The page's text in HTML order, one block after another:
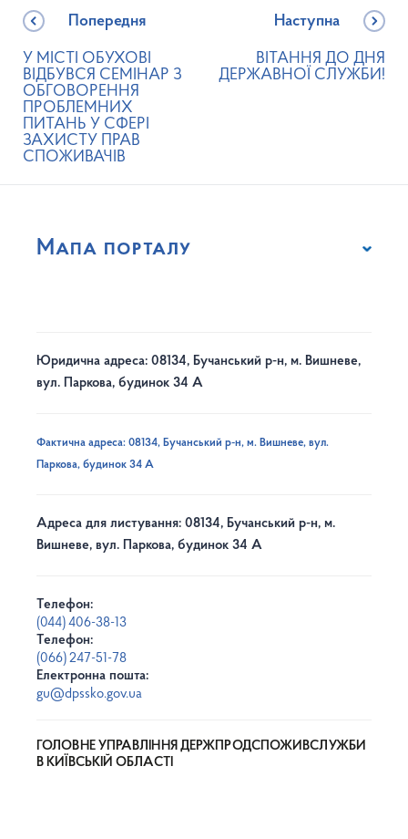
Попередня
У МІСТІ ОБУХОВІ
ВІДБУВСЯ СЕМІНАР З
ОБГОВОРЕННЯ
ПРОБЛЕМНИХ
ПИТАНЬ У СФЕРІ
ЗАХИСТУ ПРАВ
СПОЖИВАЧІВ
Наступна
ВІТАННЯ ДО ДНЯ
ДЕРЖАВНОЇ СЛУЖБИ!
Мапа порталу
Юридична адреса: 08134, Бучанський р-н, м. Вишневе,
вул. Паркова, будинок 34 А
Фактична адреса: 08134, Бучанський р-н, м. Вишневе, вул.
Паркова, будинок 34 А
Адреса для листування: 08134, Бучанський р-н, м.
Вишневе, вул. Паркова, будинок 34 А
Телефон:
(044) 406-38-13
Телефон:
(066) 247-51-78
Електронна пошта:
gu@dpssko.gov.ua
ГОЛОВНЕ УПРАВЛІННЯ ДЕРЖПРОДСПОЖИВСЛУЖБИ
В КИЇВСЬКІЙ ОБЛАСТІ